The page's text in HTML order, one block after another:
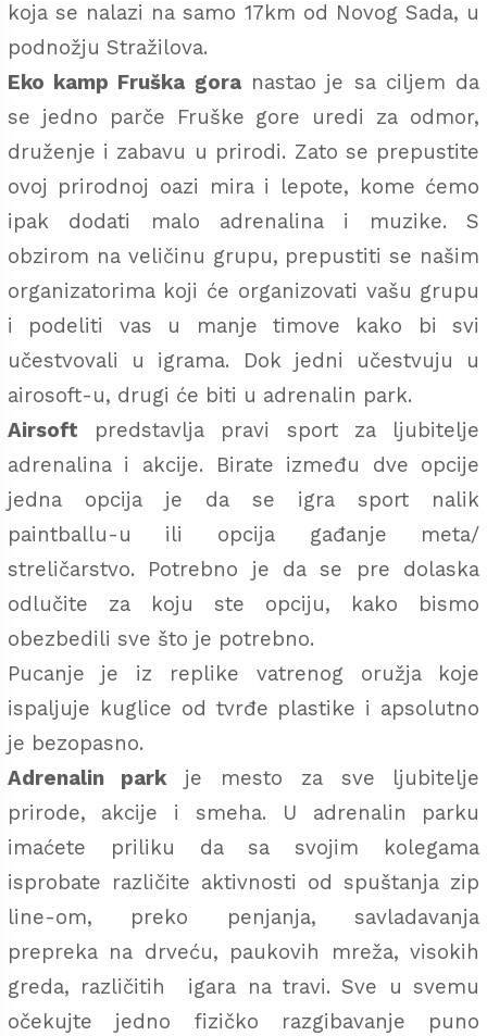
koja se nalazi na samo 17km od Novog Sada, u
podnožju Stražilova.
Eko kamp Fruška goranastao je sa ciljem da
se jedno parče Fruške gore uredi za odmor,
druženje i zabavu u prirodi. Zato se prepustite
ovoj prirodnoj oazi mira i lepote, kome ćemo
ipak dodati malo adrenalina i muzike. S
obzirom na veličinu grupu, prepustiti se našim
organizatorima koji će organizovati vašu grupu
i podeliti vas u manje timove kako bi svi
učestvovali u igrama. Dok jedni učestvuju u
airosoft-u, drugi će biti u adrenalin park.
Airsoft predstavlja pravi sport za ljubitelje
adrenalina i akcije. Birate između dve opcije
jedna opcija je da se igra sport nalik
paintballu-u ili opcija gađanje meta/
streličarstvo. Potrebno je da se pre dolaska
odlučite za koju ste opciju, kako bismo
obezbedili sve što je potrebno.
Pucanje je iz replike vatrenog oružja koje
ispaljuje kuglice od tvrđe plastike i apsolutno
je bezopasno.
Adrenalin parkje mesto za sve ljubitelje
prirode, akcije i smeha. U adrenalin parku
imaćete priliku da sa svojim kolegama
isprobate različite aktivnosti od spuštanja zip
line-om, preko penjanja, savladavanja
prepreka na drveću, paukovih mreža, visokih
greda, različitih igara na travi. Sve u svemu
očekujte jedno fizičko razgibavanje puno